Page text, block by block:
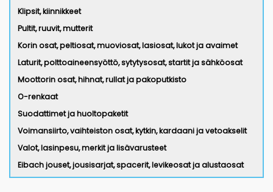
Klipsit, kiinnikkeet
Pultit, ruuvit, mutterit
Korin osat, peltiosat, muoviosat, lasiosat, lukot ja avaimet
Laturit, polttoaineensyöttö, sytytysosat, startit ja sähköosat
Moottorin osat, hihnat, rullat ja pakoputkisto
O-renkaat
Suodattimet ja huoltopaketit
Voimansiirto, vaihteiston osat, kytkin, kardaani ja vetoakselit
Valot, lasinpesu, merkit ja lisävarusteet
Eibach jouset, jousisarjat, spacerit, levikeosat ja alustaosat